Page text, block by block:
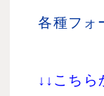
各種フォ
↓↓こちら